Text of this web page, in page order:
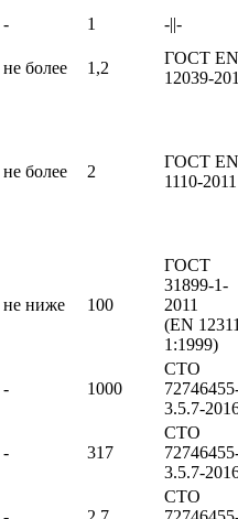
- 1 -||-
не более 1,2
ГОСТ EN
12039-
не более 2
ГОСТ EN
1110-2011
не ниже 100
ГОСТ
31899-1-
2011
(EN
1:1999)
- 1000
СТО
3.5.7-
- 317
СТО
3.5.7-
СТО